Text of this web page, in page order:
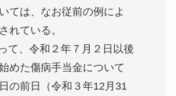
ては、なお従前の例によ
れている。
て、令和２年７月２日以後
めた傷病手当金について
の前日（令和３年12月31